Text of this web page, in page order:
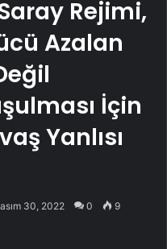
Rejimi,
Azalan
İçin
Yanlısı
30, 2022 0 9